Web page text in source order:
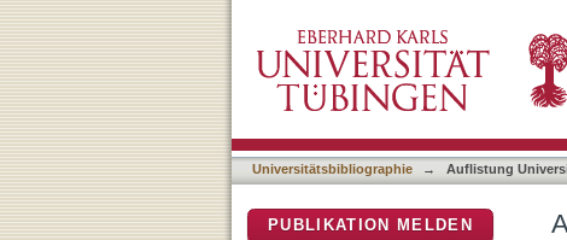
Universitätsbibliographie → Auflistung
PUBLIKATION MELDEN